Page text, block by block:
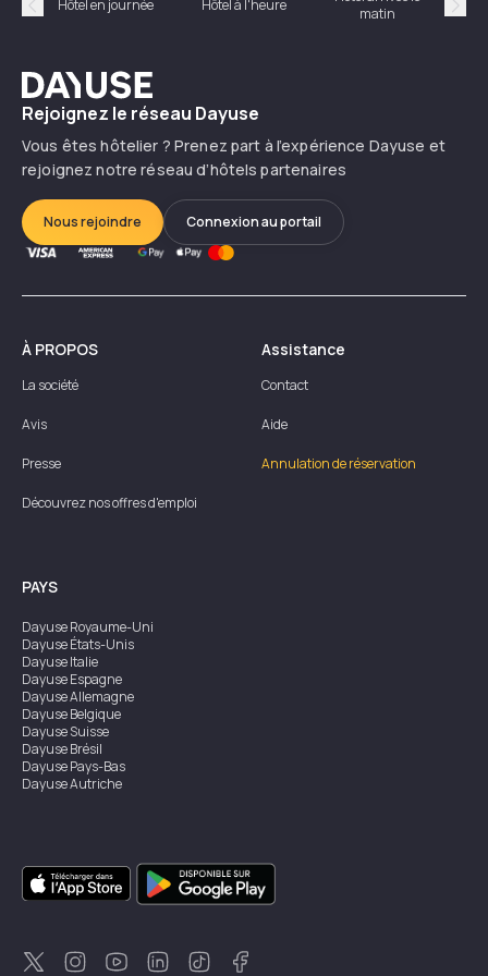
Précédent
Hôtel en journée Hôtel à l'heure
matin
Dayuse
Rejoignez le réseau Dayuse
Vous êtes hôtelier ? Prenez part à l’expérience Dayuse et
rejoignez notre réseau d’hôtels partenaires
Nous rejoindre Connexion au portail
À PROPOS
La société
Avis
Presse
Découvrez nos offres d'emploi
Assistance
Contact
Aide
Annulation de réservation
PAYS
DayuseRoyaume-Uni
DayuseÉtats-Unis
DayuseItalie
DayuseEspagne
DayuseAllemagne
DayuseBelgique
DayuseSuisse
DayuseBrésil
DayusePays-Bas
DayuseAutriche
DayuseSingapour
DayuseSuède
DayuseThaïlande
DayuseNouvelle-Zélande